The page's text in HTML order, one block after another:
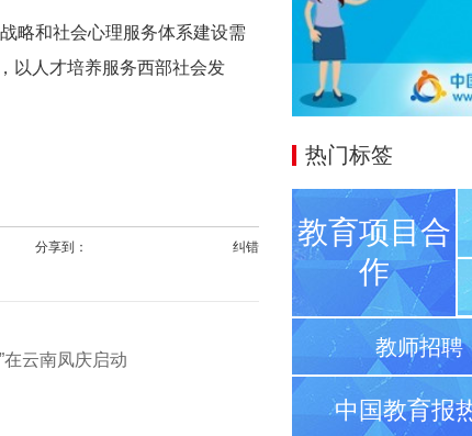
略和社会心理服务体系建设需
以人才培养服务西部社会发
纠错
分享到：
云南凤庆启动
热门标签
教育项目合
作
教师招聘
中国教育报